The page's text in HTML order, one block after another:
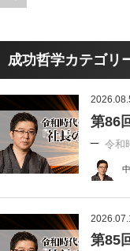
成功哲学カテゴリ
第86
令和
第85